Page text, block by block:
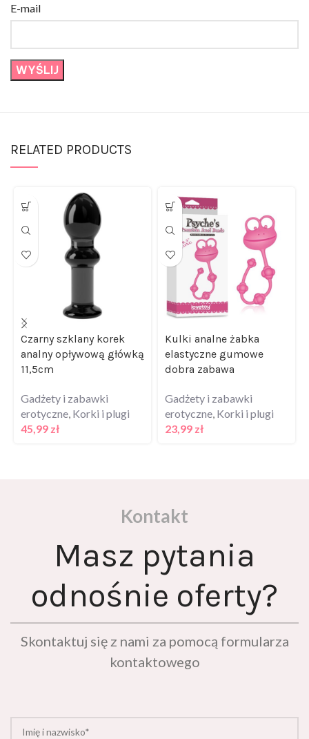
E-mail
RELATED PRODUCTS
Czarny szklany korek
analny opływową główką
11,5cm
Gadżety i zabawki
erotyczne, Korki i plugi
45,99 zł
Kulki analne żabka
elastyczne gumowe
dobra zabawa
Gadżety i zabawki
erotyczne, Korki i plugi
23,99 zł
Kontakt
Masz pytania
odnośnie oferty?
Skontaktuj się z nami za pomocą formularza
kontaktowego